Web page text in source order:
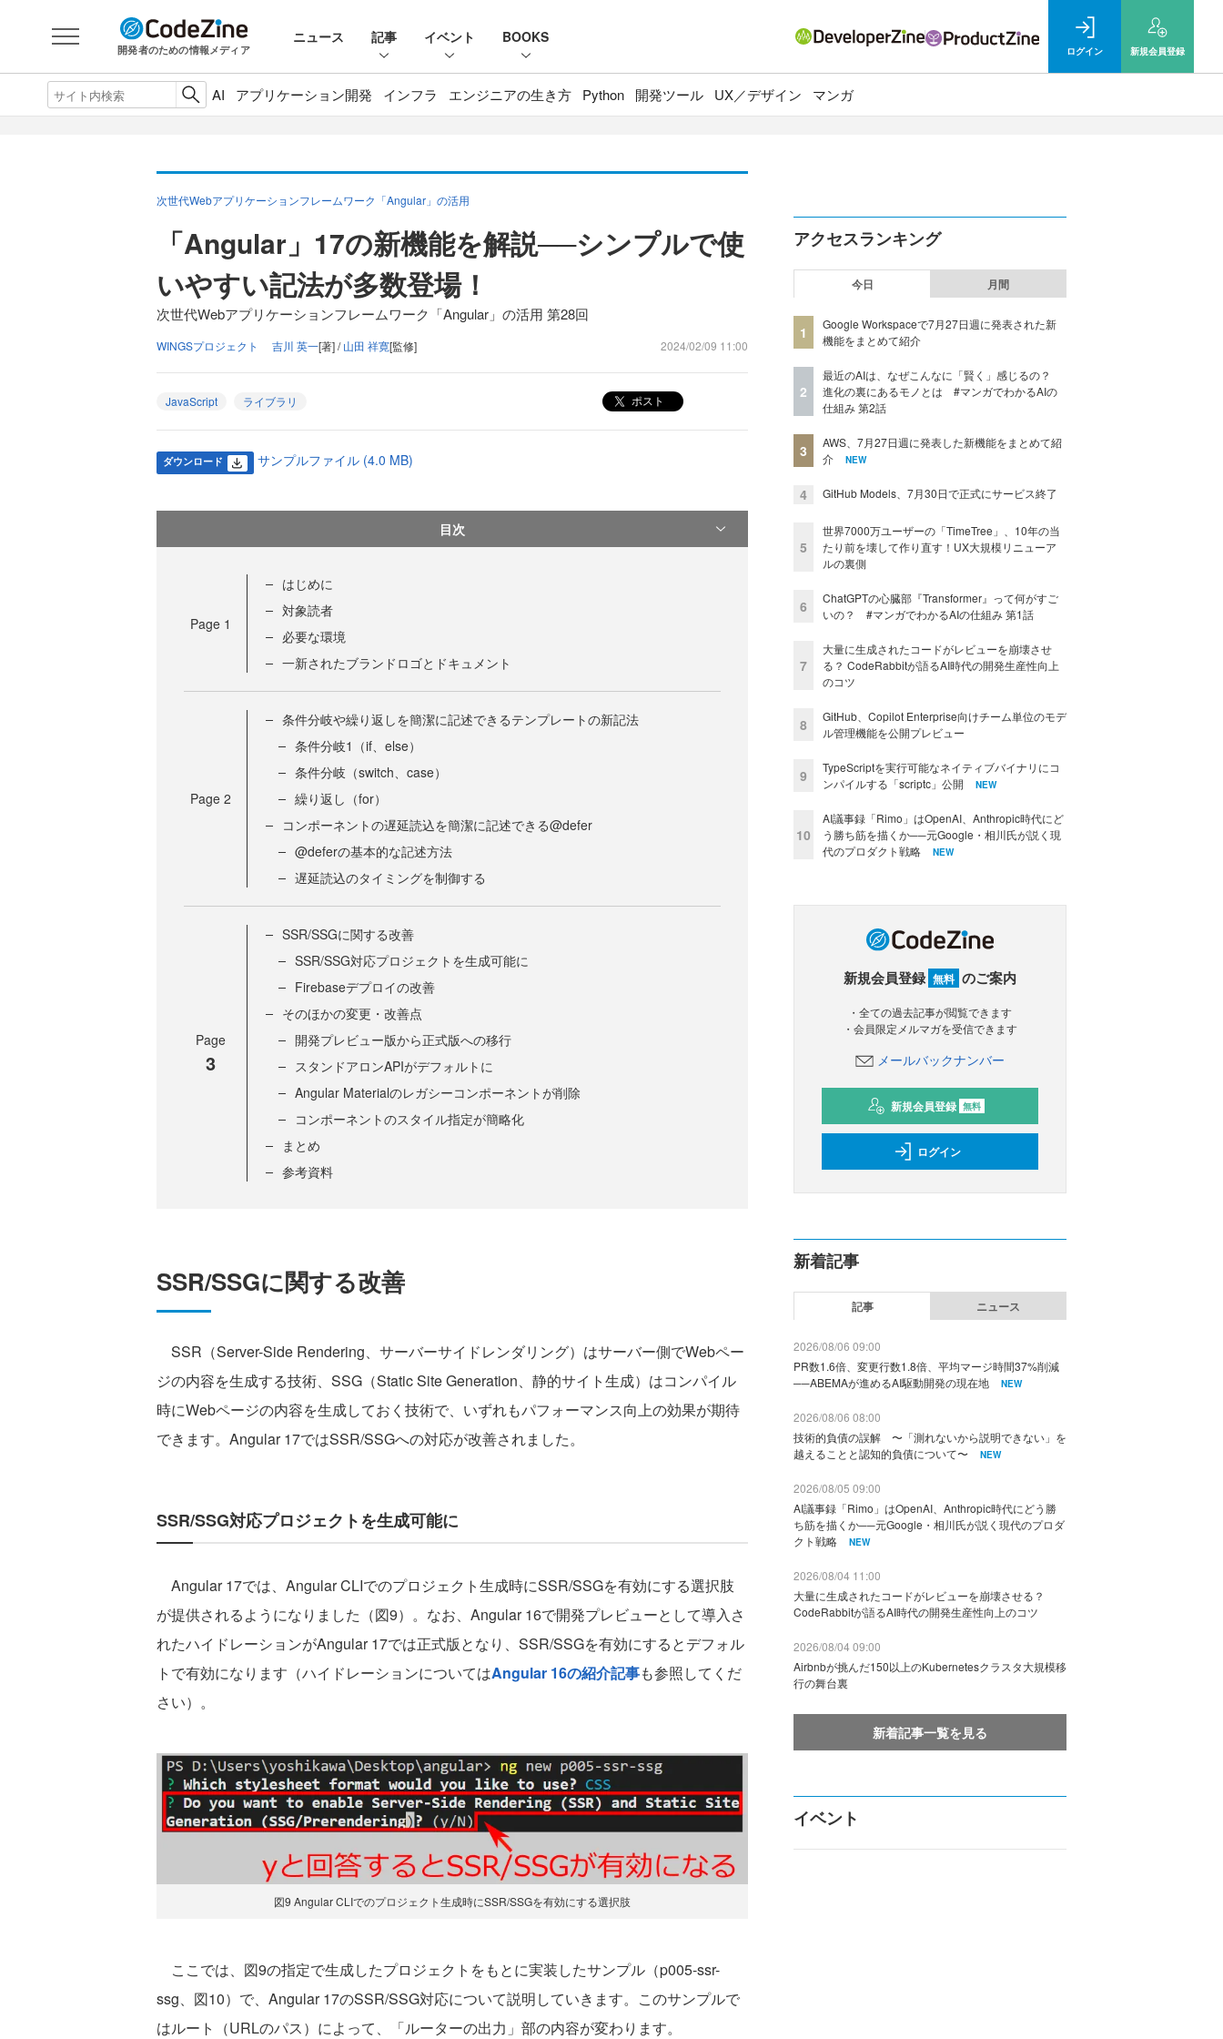
開発者のための情報メディア
ニュース 記事 イベント BOOKS
ログイン 新規会員登録
AI アプリケーション開発 インフラ エンジニアの生き方 Python 開発ツール UX／デザイン マンガ
次世代Webアプリケーションフレームワーク「Angular」の活用
「Angular」17の新機能を解説──シンプルで使
いやすい記法が多数登場！
次世代Webアプリケーションフレームワーク「Angular」の活用 第28回
WINGSプロジェクト 吉川 英一[著] /山田 祥寛[監修] 2024/02/09 11:00
JavaScript ライブラリ ポスト
ダウンロード サンプルファイル (4.0 MB)
目次
Page 1
はじめに
対象読者
必要な環境
一新されたブランドロゴとドキュメント
Page 2
条件分岐や繰り返しを簡潔に記述できるテンプレートの新記法
条件分岐1（if、else）
条件分岐（switch、case）
繰り返し（for）
コンポーネントの遅延読込を簡潔に記述できる@defer
@deferの基本的な記述方法
遅延読込のタイミングを制御する
Page
3
SSR/SSGに関する改善
SSR/SSG対応プロジェクトを生成可能に
Firebaseデプロイの改善
そのほかの変更・改善点
開発プレビュー版から正式版への移行
スタンドアロンAPIがデフォルトに
Angular Materialのレガシーコンポーネントが削除
コンポーネントのスタイル指定が簡略化
まとめ
参考資料
SSR/SSGに関する改善
SSR（Server-Side Rendering、サーバーサイドレンダリング）はサーバー側でWebペー
ジの内容を生成する技術、SSG（Static Site Generation、静的サイト生成）はコンパイル
時にWebページの内容を生成しておく技術で、いずれもパフォーマンス向上の効果が期待
できます。Angular 17ではSSR/SSGへの対応が改善されました。
SSR/SSG対応プロジェクトを生成可能に
Angular 17では、Angular CLIでのプロジェクト生成時にSSR/SSGを有効にする選択肢
が提供されるようになりました（図9）。なお、Angular 16で開発プレビューとして導入さ
れたハイドレーションがAngular 17では正式版となり、SSR/SSGを有効にするとデフォル
トで有効になります（ハイドレーションについてはAngular 16の紹介記事も参照してくだ
さい）。
図9 Angular CLIでのプロジェクト生成時にSSR/SSGを有効にする選択肢
ここでは、図9の指定で生成したプロジェクトをもとに実装したサンプル（p005-ssr-
ssg、図10）で、Angular 17のSSR/SSG対応について説明していきます。このサンプルで
はルート（URLのパス）によって、「ルーターの出力」部の内容が変わります。
アクセスランキング
今日 月間
1
Google Workspaceで7月27日週に発表された新
機能をまとめて紹介
2
最近のAIは、なぜこんなに「賢く」感じるの？
進化の裏にあるモノとは #マンガでわかるAIの
仕組み 第2話
3
AWS、7月27日週に発表した新機能をまとめて紹
介
NEW
4 GitHub Models、7月30日で正式にサービス終了
5
世界7000万ユーザーの「TimeTree」、10年の当
たり前を壊して作り直す！UX大規模リニューア
ルの裏側
6
ChatGPTの心臓部『Transformer』って何がすご
いの？ #マンガでわかるAIの仕組み 第1話
7
大量に生成されたコードがレビューを崩壊させ
る？ CodeRabbitが語るAI時代の開発生産性向上
のコツ
8
GitHub、Copilot Enterprise向けチーム単位のモデ
ル管理機能を公開プレビュー
9
TypeScriptを実行可能なネイティブバイナリにコ
ンパイルする「scriptc」公開
NEW
10
AI議事録「Rimo」はOpenAI、Anthropic時代にど
う勝ち筋を描くか──元Google・相川氏が説く現
代のプロダクト戦略
NEW
新規会員登録 無料 のご案内
・全ての過去記事が閲覧できます
・会員限定メルマガを受信できます
メールバックナンバー
新規会員登録 無料
ログイン
新着記事
記事 ニュース
2026/08/06 09:00
PR数1.6倍、変更行数1.8倍、平均マージ時間37%削減
──ABEMAが進めるAI駆動開発の現在地
NEW
2026/08/06 08:00
技術的負債の誤解 〜「測れないから説明できない」を
越えることと認知的負債について〜
NEW
2026/08/05 09:00
AI議事録「Rimo」はOpenAI、Anthropic時代にどう勝
ち筋を描くか──元Google・相川氏が説く現代のプロダ
クト戦略
NEW
2026/08/04 11:00
大量に生成されたコードがレビューを崩壊させる？
CodeRabbitが語るAI時代の開発生産性向上のコツ
2026/08/04 09:00
Airbnbが挑んだ150以上のKubernetesクラスタ大規模移
行の舞台裏
新着記事一覧を見る
イベント